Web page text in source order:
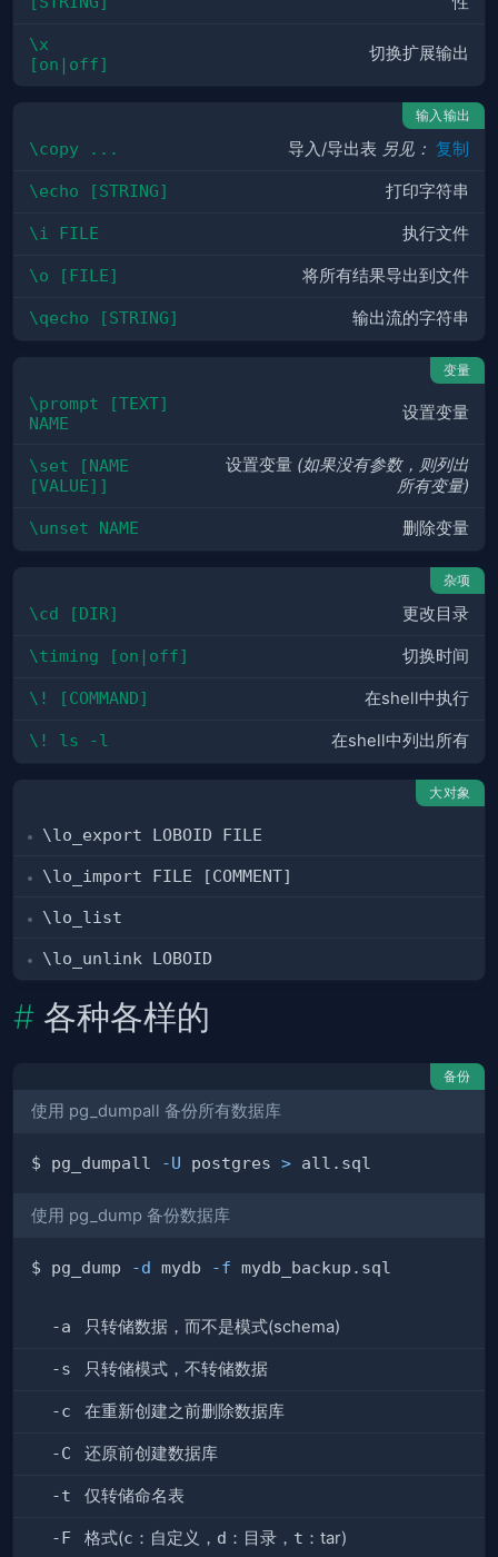
\x
[on|off]
切换扩展输出
输入输出
\copy ... 导入/导出表 另见： 复制
\echo [STRING] 打印字符串
\i FILE 执行文件
\o [FILE] 将所有结果导出到文件
\qecho [STRING] 输出流的字符串
变量
\prompt [TEXT]
NAME
设置变量
\set [NAME
[VALUE]]
设置变量 (如果没有参数，则列出
所有变量)
\unset NAME 删除变量
杂项
\cd [DIR] 更改目录
\timing [on|off] 切换时间
\! [COMMAND] 在shell中执行
\! ls -l 在shell中列出所有
大对象
\lo_export LOBOID FILE
\lo_import FILE [COMMENT]
\lo_list
\lo_unlink LOBOID
各种各样的
备份
使用 pg_dumpall 备份所有数据库
$ pg_dumpall -U postgres >
使用 pg_dump 备份数据库
$ pg_dump -d mydb -f
-a 只转储数据，而不是模式(schema)
-s 只转储模式，不转储数据
-c 在重新创建之前删除数据库
-C 还原前创建数据库
-t 仅转储命名表
-F 格式(c ：自定义， d ：目录， t ：tar)